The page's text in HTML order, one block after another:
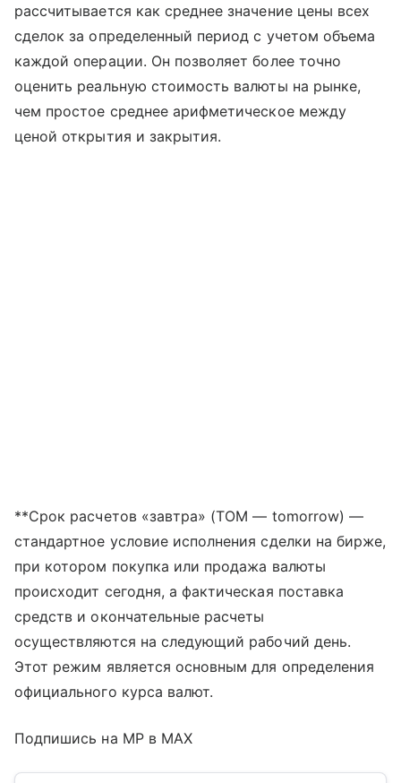
рассчитывается как среднее значение цены всех
сделок за определенный период с учетом объема
каждой операции. Он позволяет более точно
оценить реальную стоимость валюты на рынке,
чем простое среднее арифметическое между
ценой открытия и закрытия.
**Срок расчетов «завтра» (TOM — tomorrow) —
стандартное условие исполнения сделки на бирже,
при котором покупка или продажа валюты
происходит сегодня, а фактическая поставка
средств и окончательные расчеты
осуществляются на следующий рабочий день.
Этот режим является основным для определения
официального курса валют.
Подпишись на MP в MAX